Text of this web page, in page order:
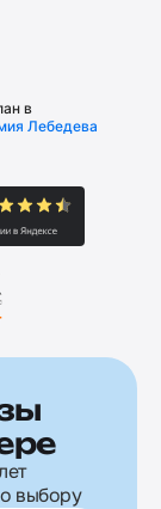
в
Лебедева
выбору